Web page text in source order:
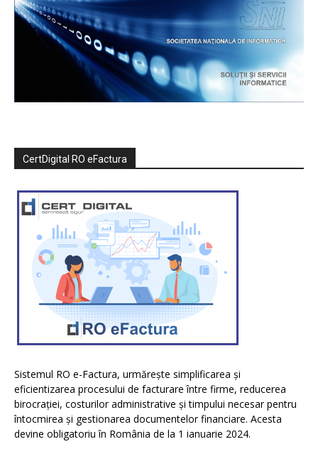
CertDigital RO eFactura
Sistemul RO e-Factura, urmărește simplificarea și
eficientizarea procesului de facturare între firme, reducerea
birocrației, costurilor administrative și timpului necesar pentru
întocmirea și gestionarea documentelor financiare. Acesta
devine obligatoriu în România de la 1 ianuarie 2024.